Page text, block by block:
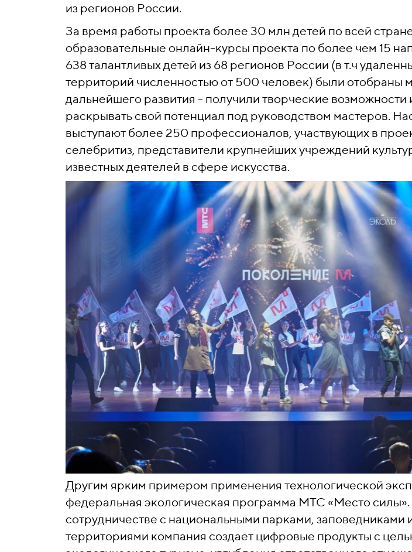
из регионов России.
За время работы проекта более 30 млн детей по всей
образовательные онлайн-курсы проекта по более чем 15
638 талантливых детей из 68 регионов России (в т.ч
территорий численностью от 500 человек) были отобраны
дальнейшего развития - получили творческие
раскрывать свой потенциал под руководством мастеров.
выступают более 250 профессионалов, участвующих в
селебритиз, представители крупнейших учреждений
известных деятелей в сфере искусства.
Другим ярким примером применения технологической
федеральная экологическая программа МТС «Место силы».
сотрудничестве с национальными парками, заповедниками
территориями компания создает цифровые продукты с